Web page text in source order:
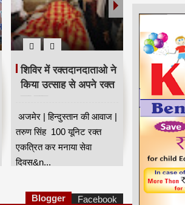
शिविर में रक्तदानदाताओ ने
किया उत्साह से अपने रक्त
का दान
अजमेर | हिन्दुस्तान की आवाज |
तरुण सिंह 100 यूनिट रक्त
एकत्रित कर मनाया सेवा
दिवस&n...
Blogger Facebook